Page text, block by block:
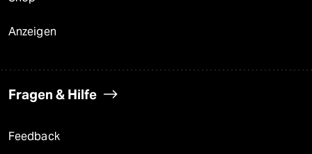
Anzeigen
Fragen & Hilfe
Feedback